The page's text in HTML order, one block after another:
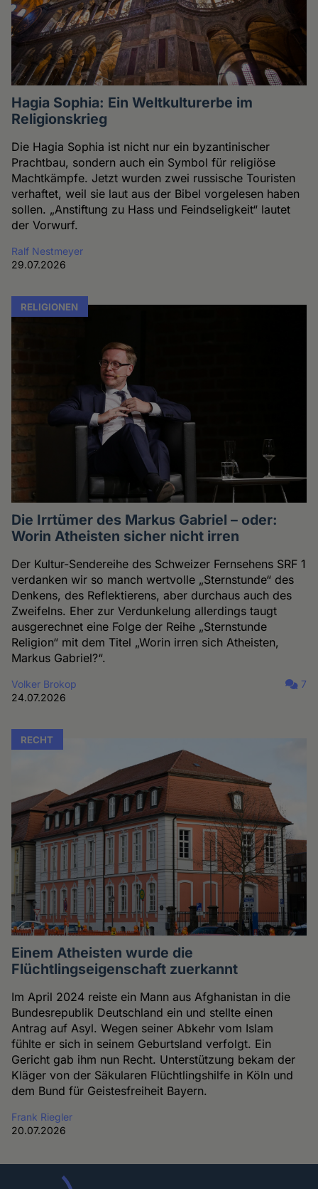
Hagia Sophia: Ein Weltkulturerbe im
Religionskrieg
Die Hagia Sophia ist nicht nur ein byzantinischer
Prachtbau, sondern auch ein Symbol für religiöse
Machtkämpfe. Jetzt wurden zwei russische Touristen
verhaftet, weil sie laut aus der Bibel vorgelesen haben
sollen. „Anstiftung zu Hass und Feindseligkeit“ lautet
der Vorwurf.
Ralf Nestmeyer
29.07.2026
RELIGIONEN
Die Irrtümer des Markus Gabriel – oder:
Worin Atheisten sicher nicht irren
Der Kultur-Sendereihe des Schweizer Fernsehens SRF 1
verdanken wir so manch wertvolle „Sternstunde“ des
Denkens, des Reflektierens, aber durchaus auch des
Zweifelns. Eher zur Verdunkelung allerdings taugt
ausgerechnet eine Folge der Reihe „Sternstunde
Religion“ mit dem Titel „Worin irren sich Atheisten,
Markus Gabriel?“.
Volker Brokop
24.07.2026
7
RECHT
Einem Atheisten wurde die
Flüchtlingseigenschaft zuerkannt
Im April 2024 reiste ein Mann aus Afghanistan in die
Bundesrepublik Deutschland ein und stellte einen
Antrag auf Asyl. Wegen seiner Abkehr vom Islam
fühlte er sich in seinem Geburtsland verfolgt. Ein
Gericht gab ihm nun Recht. Unterstützung bekam der
Kläger von der Säkularen Flüchtlingshilfe in Köln und
dem Bund für Geistesfreiheit Bayern.
Frank Riegler
20.07.2026